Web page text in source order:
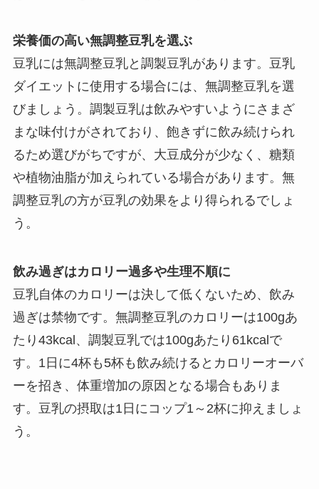
栄養価の高い無調整豆乳を選ぶ
豆乳には無調整豆乳と調製豆乳があります。豆乳
ダイエットに使用する場合には、無調整豆乳を選
びましょう。調製豆乳は飲みやすいようにさまざ
まな味付けがされており、飽きずに飲み続けられ
るため選びがちですが、大豆成分が少なく、糖類
や植物油脂が加えられている場合があります。無
調整豆乳の方が豆乳の効果をより得られるでしょ
う。
飲み過ぎはカロリー過多や生理不順に
豆乳自体のカロリーは決して低くないため、飲み
過ぎは禁物です。無調整豆乳のカロリーは100gあ
たり43kcal、調製豆乳では100gあたり61kcalで
す。1日に4杯も5杯も飲み続けるとカロリーオーバ
ーを招き、体重増加の原因となる場合もありま
す。豆乳の摂取は1日にコップ1～2杯に抑えましょ
う。